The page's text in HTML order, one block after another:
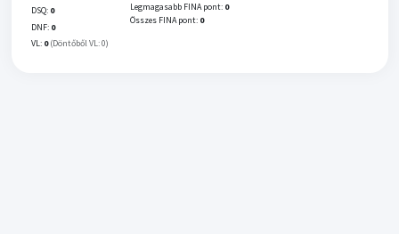
DSQ: 0
DNF: 0
VL: 0 (Döntőből VL: 0)
Legmagasabb FINA pont: 0
Összes FINA pont: 0